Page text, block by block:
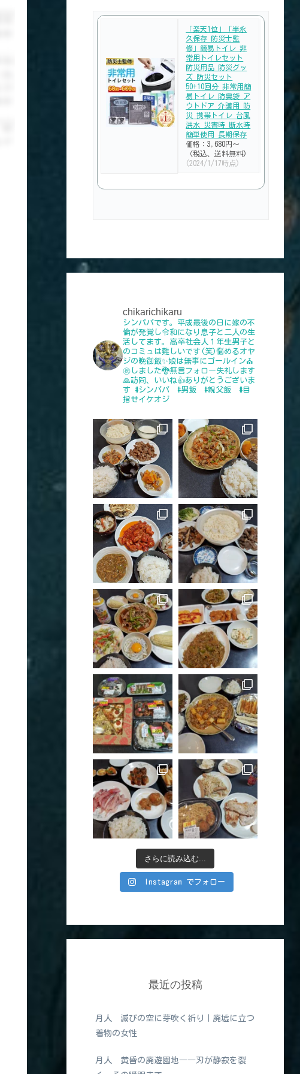
「楽天1位」「半永
久保存 防災士監
修」簡易トイレ 非
常用トイレセット
防災用品 防災グッ
ズ 防災セット
50+10回分 非常用簡
易トイレ 防臭袋 ア
ウトドア 介護用 防
災 携帯トイレ 台風
洪水 災害時 断水時
簡単使用 長期保存
価格：3,680円～
（税込、送料無料)
(2024/1/17時点)
chikarichikaru
シンパパです。平成最後の日に嫁の不
倫が発覚し令和になり息子と二人の生
活してます。高卒社会人１年生男子と
のコミュは難しいです(笑)悩めるオヤ
ジの晩御飯✨娘は無事にゴールイン⛪
㊗️しました🐉無言フォロー失礼します
🙏訪問、いいね👍️ありがとうございま
す #シンパパ #男飯 #親父飯 #目
指せイケオジ
さらに読み込む...
Instagram でフォロー
最近の投稿
月人 滅びの空に芽吹く祈り｜廃墟に立つ
着物の女性
月人 黄昏の廃遊園地――刃が静寂を裂